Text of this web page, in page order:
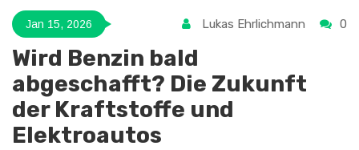
Jan 15, 2026 Lukas Ehrlichmann 0
Wird Benzin bald
abgeschafft? Die Zukunft
der Kraftstoffe und
Elektroautos